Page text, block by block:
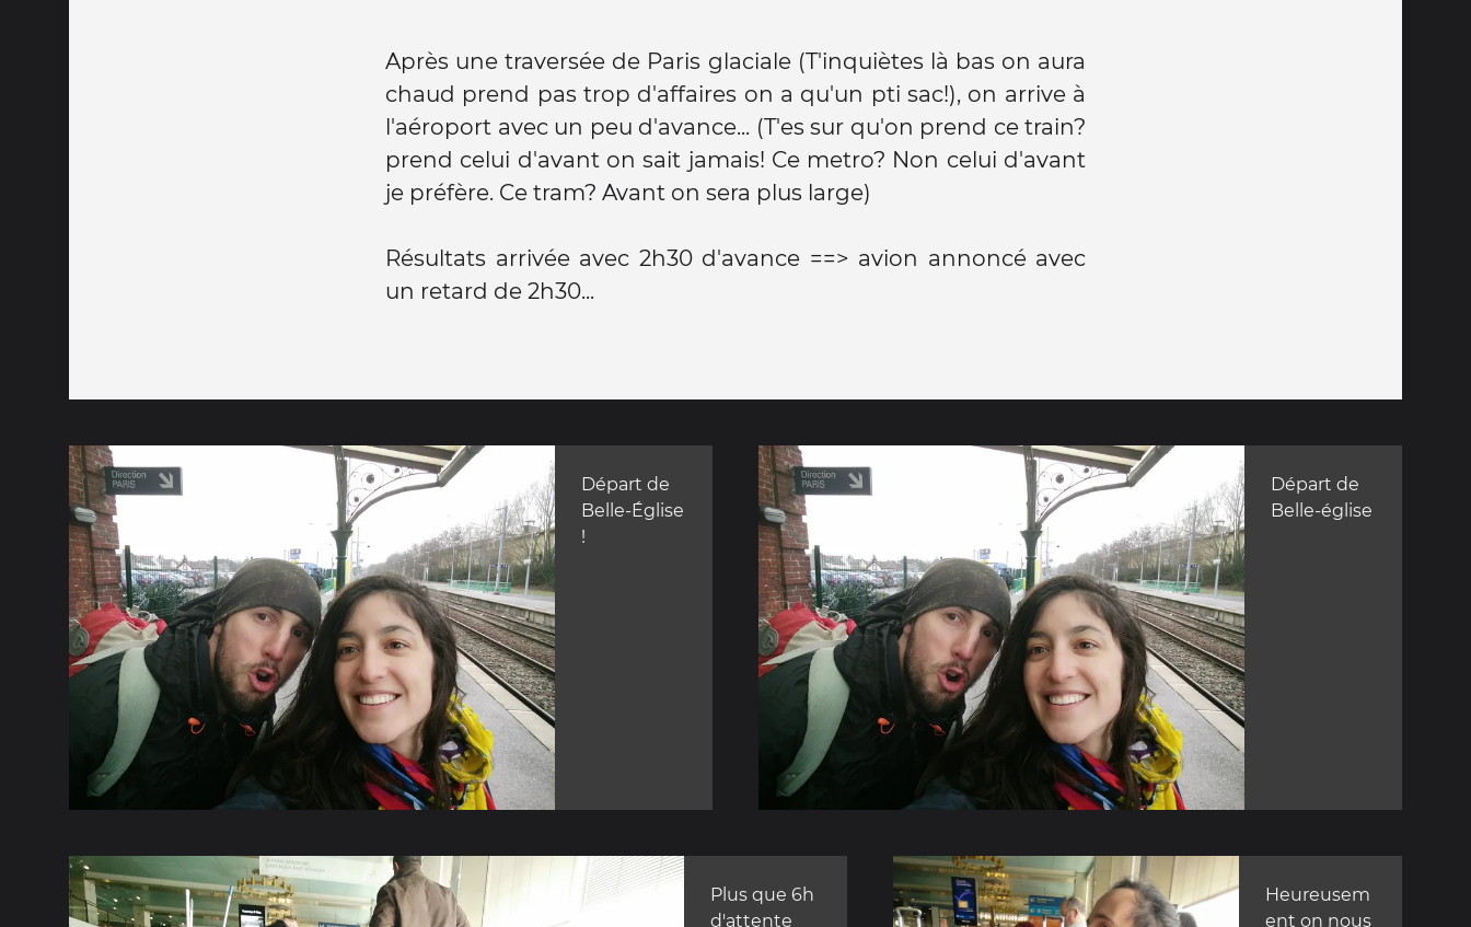
Après une traversée de Paris glaciale (T'inquiètes là bas on aura
chaud prend pas trop d'affaires on a qu'un pti sac!), on arrive à
l'aéroport avec un peu d'avance... (T'es sur qu'on prend ce train?
prend celui d'avant on sait jamais! Ce metro? Non celui d'avant
je préfère. Ce tram? Avant on sera plus large)
Résultats arrivée avec 2h30 d'avance ==> avion annoncé avec
un retard de 2h30...
Départ de
Belle-Église
!
Départ de
Belle-église
Plus que 6h
d'attente
Heureusem
ent on nous